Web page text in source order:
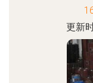
更新